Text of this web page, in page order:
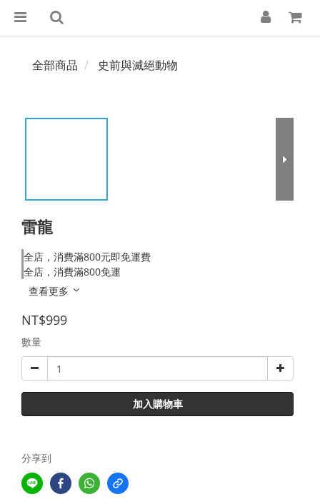
全部商品 史前與滅絕動物
雷龍
全店，消費滿800元即免運費
全店，消費滿800免運
查看更多
NT$999
數量
加入購物車
分享到